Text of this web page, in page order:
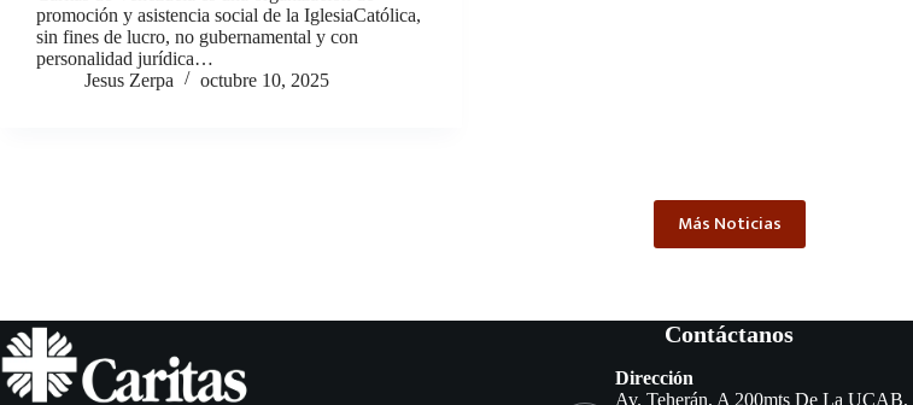
promoción y asistencia social de la IglesiaCatólica,
sin fines de lucro, no gubernamental y con
personalidad jurídica…
Jesus Zerpa
octubre 10, 2025
Más Noticias
Contáctanos
Dirección
Av. Teherán, A 200mts De La UCAB,